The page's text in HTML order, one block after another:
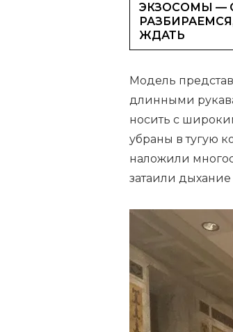
ЭКЗОСОМЫ —
ЖДАТЬ
Модель
длинными
носить с
убраны в тугую
наложили
затаили